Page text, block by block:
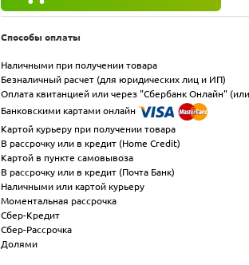
Способы оплаты
Наличными при получении товара
Безналичный расчет (для юридических лиц и ИП)
Оплата квитанцией или через "Сбербанк Онлайн"
Банковскими картами онлайн
Картой курьеру при получении товара
В рассрочку или в кредит (Home Credit)
Картой в пункте самовывоза
В рассрочку или в кредит (Почта Банк)
Наличными или картой курьеру
Моментальная рассрочка
Сбер-Кредит
Сбер-Рассрочка
Долями